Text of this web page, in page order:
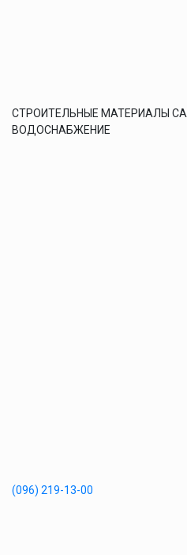
СТРОИТЕЛЬНЫЕ МАТЕРИАЛЫ
ВОДОСНАБЖЕНИЕ
(096) 219-13-00